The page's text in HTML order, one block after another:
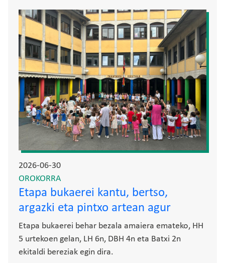
Irudia
2026-06-30
OROKORRA
Etapa bukaerei kantu, bertso,
argazki eta pintxo artean agur
Etapa bukaerei behar bezala amaiera emateko, HH
5 urtekoen gelan, LH 6n, DBH 4n eta Batxi 2n
ekitaldi bereziak egin dira.